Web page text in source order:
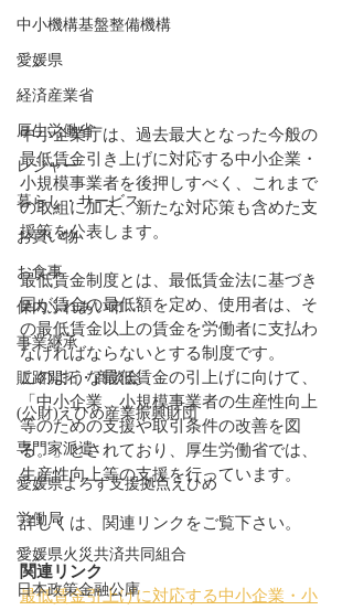
中小機構基盤整備機構
愛媛県
経済産業省
厚生労働省
レジャー
暮らし・サービス
お買い物
お食事
保内ふれあい市
事業継承
販路開拓・商談会
(公財)えひめ産業振興財団
専門家派遣
愛媛県よろず支援拠点えひめ
労働局
愛媛県火災共済共同組合
日本政策金融公庫
中小企業庁は、過去最大となった今般の
最低賃金引き上げに対応する中小企業・
小規模事業者を後押しすべく、これまで
の取組に加え、新たな対応策も含めた支
援策を公表します。
最低賃金制度とは、最低賃金法に基づき
国が賃金の最低額を定め、使用者は、そ
の最低賃金以上の賃金を労働者に支払わ
なければならないとする制度です。
このような最低賃金の引上げに向けて、
「中小企業、小規模事業者の生産性向上
等のための支援や取引条件の改善を図
る。」とされており、厚生労働省では、
生産性向上等の支援を行っています。
詳しくは、関連リンクをご覧下さい。
関連リンク
最低賃金引上げに対応する中小企業・小